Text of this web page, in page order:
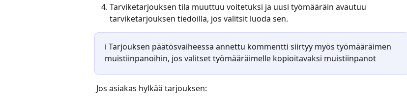
Tarviketarjouksen tila muuttuu voitetuksi ja uusi työmääräin avautuu
tarviketarjouksen tiedoilla, jos valitsit luoda sen.
ℹ️ Tarjouksen päätösvaiheessa annettu kommentti siirtyy myös työmääräimen
muistiinpanoihin, jos valitset työmääräimelle kopioitavaksi muistiinpanot
Jos asiakas hylkää tarjouksen: